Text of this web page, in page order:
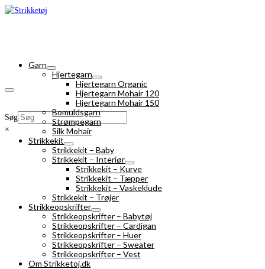
Søg
×
Garn
Hjertegarn
Hjertegarn Organic
Hjertegarn Mohair 120
Hjertegarn Mohair 150
Bomuldsgarn
Strømpegarn
Silk Mohair
Strikkekit
Strikkekit – Baby
Strikkekit – Interiør
Strikkekit – Kurve
Strikkekit – Tæpper
Strikkekit – Vaskeklude
Strikkekit – Trøjer
Strikkeopskrifter
Strikkeopskrifter – Babytøj
Strikkeopskrifter – Cardigan
Strikkeopskrifter – Huer
Strikkeopskrifter – Sweater
Strikkeopskrifter – Vest
Om Strikketoj.dk